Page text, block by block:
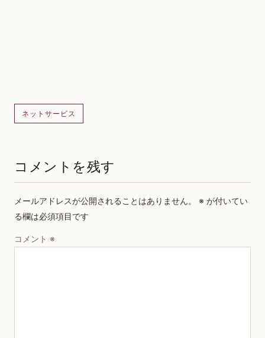
ネットサービス
コメントを残す
メールアドレスが公開されることはありません。 ※ が付いてい
る欄は必須項目です
コメント ※